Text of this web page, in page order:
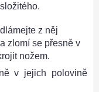
z něj
zlomí se přesně v
nožem.
v jejich polovině